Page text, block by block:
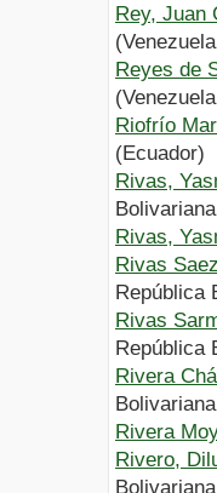
Rey, Juan
Reyes de
Riofrío
(Ecuador)
Rivas,
Rivas,
Rivas
República
Rivas
República
Rivera
Rivera
Rivero,